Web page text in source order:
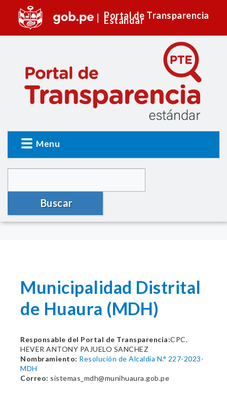
Portal de Transparencia
Estándar
Menu
Buscar
Municipalidad Distrital
de Huaura (MDH)
Responsable del Portal de Transparencia:CPC.
HEVER ANTONY PAJUELO SANCHEZ
Nombramiento: Resolución de Alcaldía N.° 227-2023-
MDH
Correo: sistemas_mdh@munihuaura.gob.pe